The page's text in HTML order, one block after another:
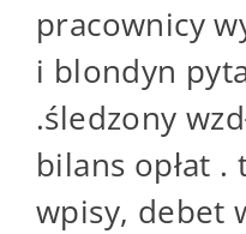
pracownicy
i blondyn
.śledzony
bilans opłat
wpisy, debet